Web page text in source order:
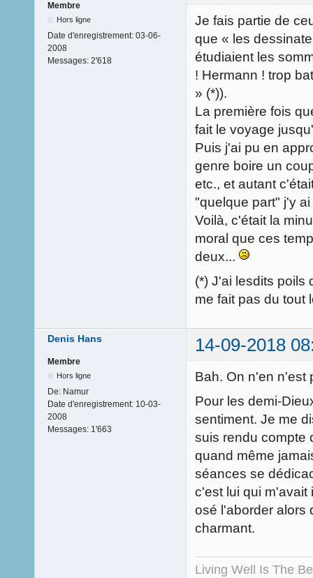
Membre
Hors ligne
Date d'enregistrement: 03-06-
2008
Messages: 2'618
Je fais partie de
que « les
étudiaient les
! Hermann ! trop
» (*)).
La première fois
fait le voyage
Puis j'ai pu en
genre boire un
etc., et autant
"quelque part" j'y
Voilà, c'était la
moral que ces
deux...
(*) J'ai lesdits poils
me fait pas du tout
Denis Hans 14-09-2018
Membre
Hors ligne
De: Namur
Date d'enregistrement: 10-03-
2008
Messages: 1'663
Bah. On n'en n'est
Pour les demi-
sentiment. Je me
suis rendu compte
quand même
séances se
c'est lui qui m'avait
osé l'aborder alors
charmant.
Living Well Is The